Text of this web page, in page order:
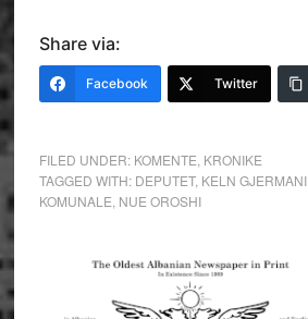
Share via:
Facebook Twitter
FILED UNDER: KOMENTE KRONIKE
TAGGED WITH: DEPUTET, KELN GJERMANI,
KOMUNALE NUE OROSHI